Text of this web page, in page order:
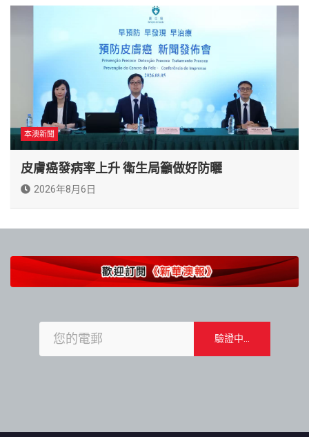
本澳新聞
皮膚癌發病率上升 衛生局籲做好防曬
2026年8月6日